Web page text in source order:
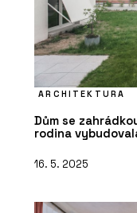
ARCHITEKTURA
Dům se
rodina
16. 5. 2025